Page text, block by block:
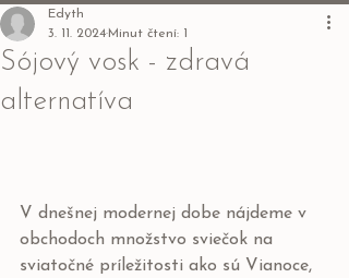
Sójový vosk - zdravá
alternatíva
Edyth
3. 11. 2024 Minut čtení: 1
V dnešnej modernej dobe nájdeme v
obchodoch množstvo sviečok na
sviatočné príležitosti ako sú Vianoce,